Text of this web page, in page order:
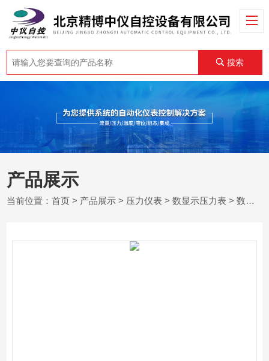
搜索
产品展示
当前位置：首页 > 产品展示 > 压力仪表 >数显示压力表 > 数字压力表价格